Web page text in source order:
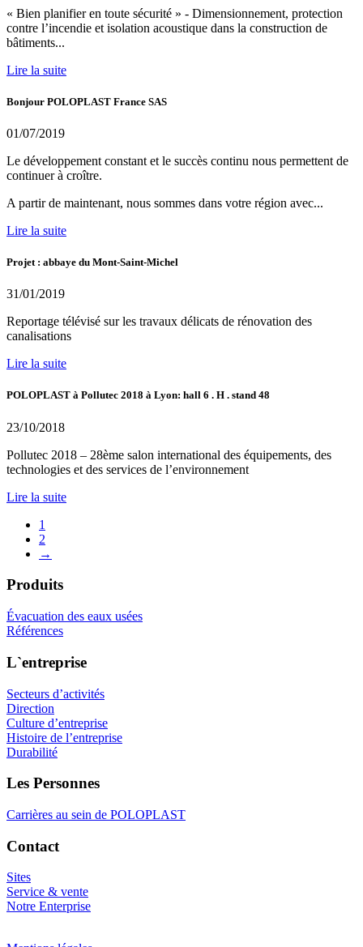
« Bien planifier en toute sécurité » - Dimensionnement, protection
contre l’incendie et isolation acoustique dans la construction de
bâtiments...
Lire la suite
Bonjour POLOPLAST France SAS
01/07/2019
Le développement constant et le succès continu nous permettent de
continuer à croître.
A partir de maintenant, nous sommes dans votre région avec...
Lire la suite
Projet : abbaye du Mont-Saint-Michel
31/01/2019
Reportage télévisé sur les travaux délicats de rénovation des
canalisations
Lire la suite
POLOPLAST à Pollutec 2018 à Lyon: hall 6 . H . stand 48
23/10/2018
Pollutec 2018 – 28ème salon international des équipements, des
technologies et des services de l’environnement
Lire la suite
1
2
→
Produits
Évacuation des eaux usées
Références
L`entreprise
Secteurs d’activités
Direction
Culture d’entreprise
Histoire de l’entreprise
Durabilité
Les Personnes
Carrières au sein de POLOPLAST
Contact
Sites
Service & vente
Notre Enterprise